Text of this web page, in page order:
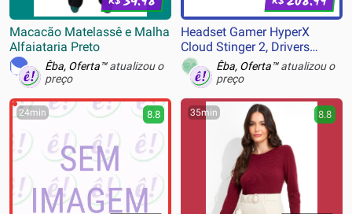
Macacão Matelassê e Malha
Alfaiataria Preto
Êba, Oferta™atualizou o
preço
Headset Gamer HyperX
Cloud Stinger 2, Drivers
50mm, Branco, Playstation -
75X29AA
Êba, Oferta™atualizou o
preço
24min 8.8 35min 8.8